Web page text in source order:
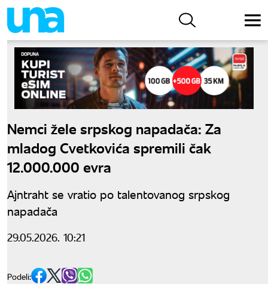
Nemci žele srpskog napadača: Za
mladog Cvetkovića spremili čak
12.000.000 evra
Ajntraht se vratio po talentovanog srpskog
napadača
29.05.2026. 10:21
Podeli: